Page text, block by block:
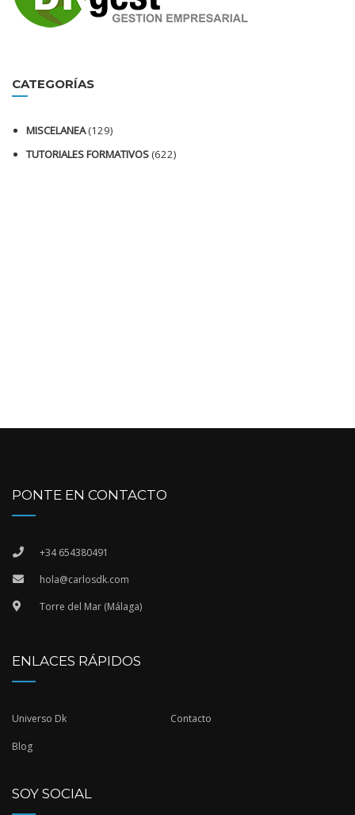
CATEGORÍAS
MISCELANEA(129)
TUTORIALES FORMATIVOS(622)
PONTE EN CONTACTO
+34 654380491
hola@carlosdk.com
Torre del Mar (Málaga)
ENLACES RÁPIDOS
Universo Dk Contacto
Blog
SOY SOCIAL